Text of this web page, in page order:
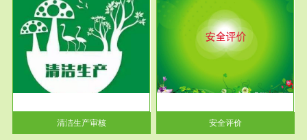
清洁生产审核
服务范围
安全评价
安全评价安全评价目的是查找、
分析和预测工程、系统、生产经
营活...
安全评价